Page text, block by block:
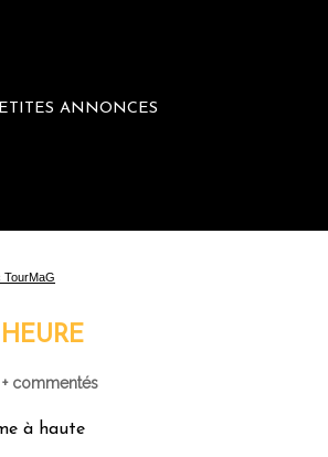
ANNONCES
HEURE
+ commentés
à haute